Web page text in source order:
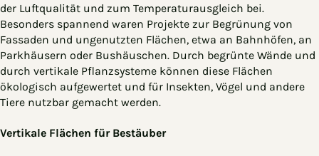
der Luftqualität und zum Temperaturausgleich bei.
Besonders spannend waren Projekte zur Begrünung von
Fassaden und ungenutzten Flächen, etwa an Bahnhöfen, an
Parkhäusern oder Bushäuschen. Durch begrünte Wände und
durch vertikale Pflanzsysteme können diese Flächen
ökologisch aufgewertet und für Insekten, Vögel und andere
Tiere nutzbar gemacht werden.
Vertikale Flächen für Bestäuber